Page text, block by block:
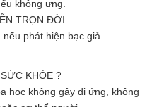
không ưng.
TRỌN ĐỜI
nếu phát hiện bạc giả.
KHỎE ?
học không gây dị ứng, không